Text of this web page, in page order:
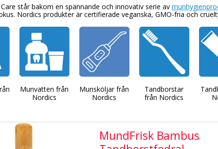
står bakom en spännande och innovativ serie av
Nordics produkter är certifierade veganska, GMO-fria och
Munvatten från
Nordics
Munsköljar från
Nordics
Tandborstar
från Nordics
MundFrisk Bambus